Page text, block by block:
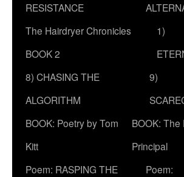
RESISTANCE
The Hairdryer Chronicles
BOOK 2
1)
8) CHASING THE
ALGORITHM
9)
BOOK: Poetry by Tom
Kitt
BOOK: The
Principal
Poem: RASPING THE
Poem: